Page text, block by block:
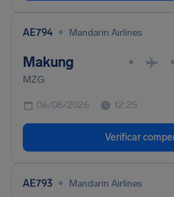
AE794 • Mandarin Airlines
Makung • •
MZG
06/08/2026 12:25
Verificar
AE793 • Mandarin Airlines